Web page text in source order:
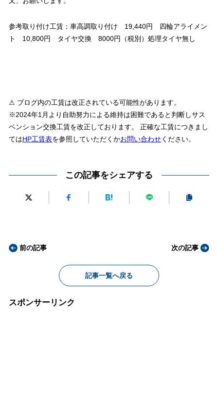
参考取り付け工賃：車高調取り付け 19,440円 四輪アライメン
ト 10,800円 タイヤ交換 8000円（税別）処理タイヤ無し
⚠ ブログ内の工賃は改正されている可能性があります。
※2024年1月より自助努力による維持は困難であると判断しサス
ペンション交換工賃を改正しております。 正確な工賃につきまし
てはHP工賃表を参照していただくかお問い合わせください。
この記事をシェアする
前の記事
記事一覧へ戻る
次の記事
スポンサーリンク